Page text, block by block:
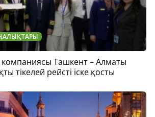
компаниясы Ташкент – Алматы
тікелей рейсті іске қосты